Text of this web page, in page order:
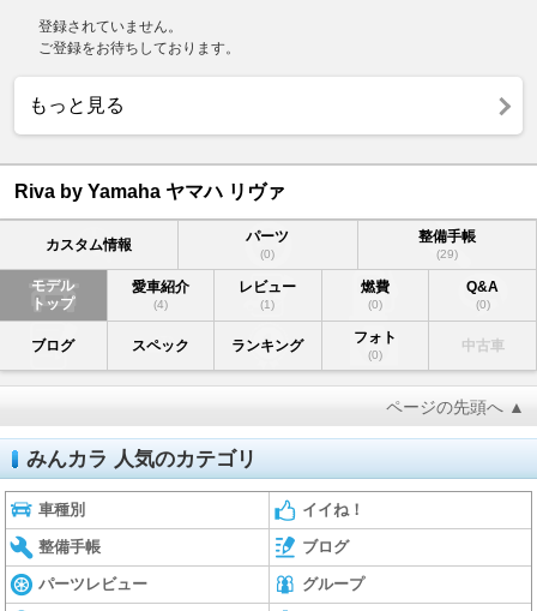
登録されていません。
ご登録をお待ちしております。
もっと見る
Riva by Yamaha ヤマハ リヴァ
カスタム情報 パーツ
(0)
整備手帳
(29)
モデル
トップ
愛車紹介
(4)
レビュー
(1)
燃費
(0)
Q&A
(0)
ブログ スペック ランキング フォト
(0)
中古車
ページの先頭へ ▲
みんカラ 人気のカテゴリ
車種別 イイね！
整備手帳 ブログ
パーツレビュー グループ